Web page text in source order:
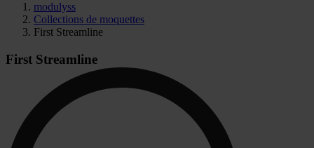
modulyss
Collections de moquettes
First Streamline
First Streamline